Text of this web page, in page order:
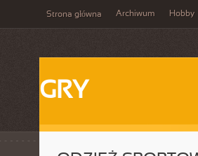
Strona główna Archiwum Hobby
GRY